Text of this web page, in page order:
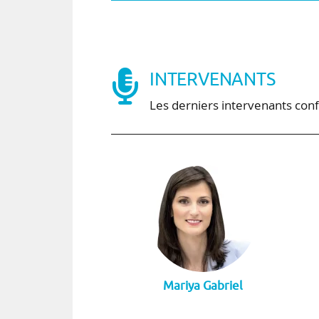
INTERVENANTS
Les derniers intervenants
Mariya Gabriel